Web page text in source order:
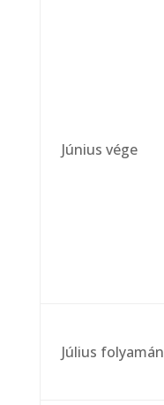
Június vége
Július folyamán